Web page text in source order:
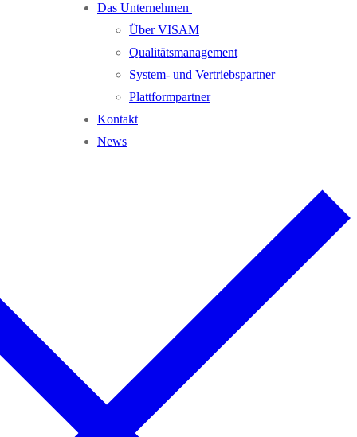
Das Unternehmen
Über VISAM
Qualitätsmanagement
System- und Vertriebspartner
Plattformpartner
Kontakt
News